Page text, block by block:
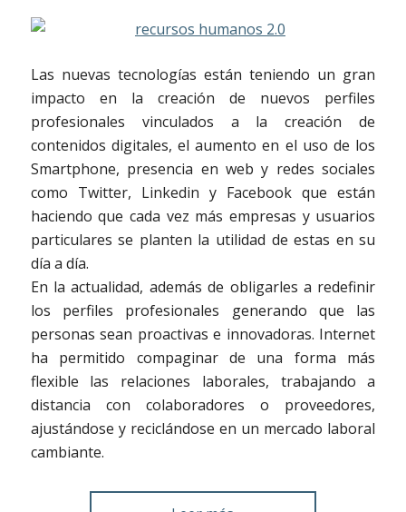
Las nuevas tecnologías están teniendo un gran
impacto en la creación de nuevos perfiles
profesionales vinculados a la creación de
contenidos digitales, el aumento en el uso de los
Smartphone, presencia en web y redes sociales
como Twitter, Linkedin y Facebook que están
haciendo que cada vez más empresas y usuarios
particulares se planten la utilidad de estas en su
día a día.
En la actualidad, además de obligarles a redefinir
los perfiles profesionales generando que las
personas sean proactivas e innovadoras. Internet
ha permitido compaginar de una forma más
flexible las relaciones laborales, trabajando a
distancia con colaboradores o proveedores,
ajustándose y reciclándose en un mercado laboral
cambiante.